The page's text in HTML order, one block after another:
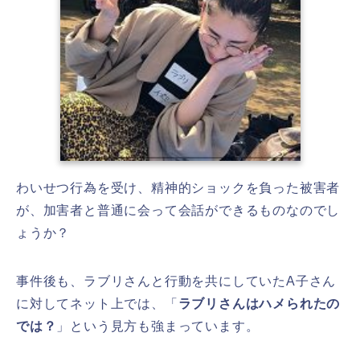
わいせつ行為を受け、精神的ショックを負った被害者
が、加害者と普通に会って会話ができるものなのでし
ょうか？
事件後も、ラブリさんと行動を共にしていたA子さん
に対してネット上では、「 ラブリさんはハメられたの
では？ 」という見方も強まっています。